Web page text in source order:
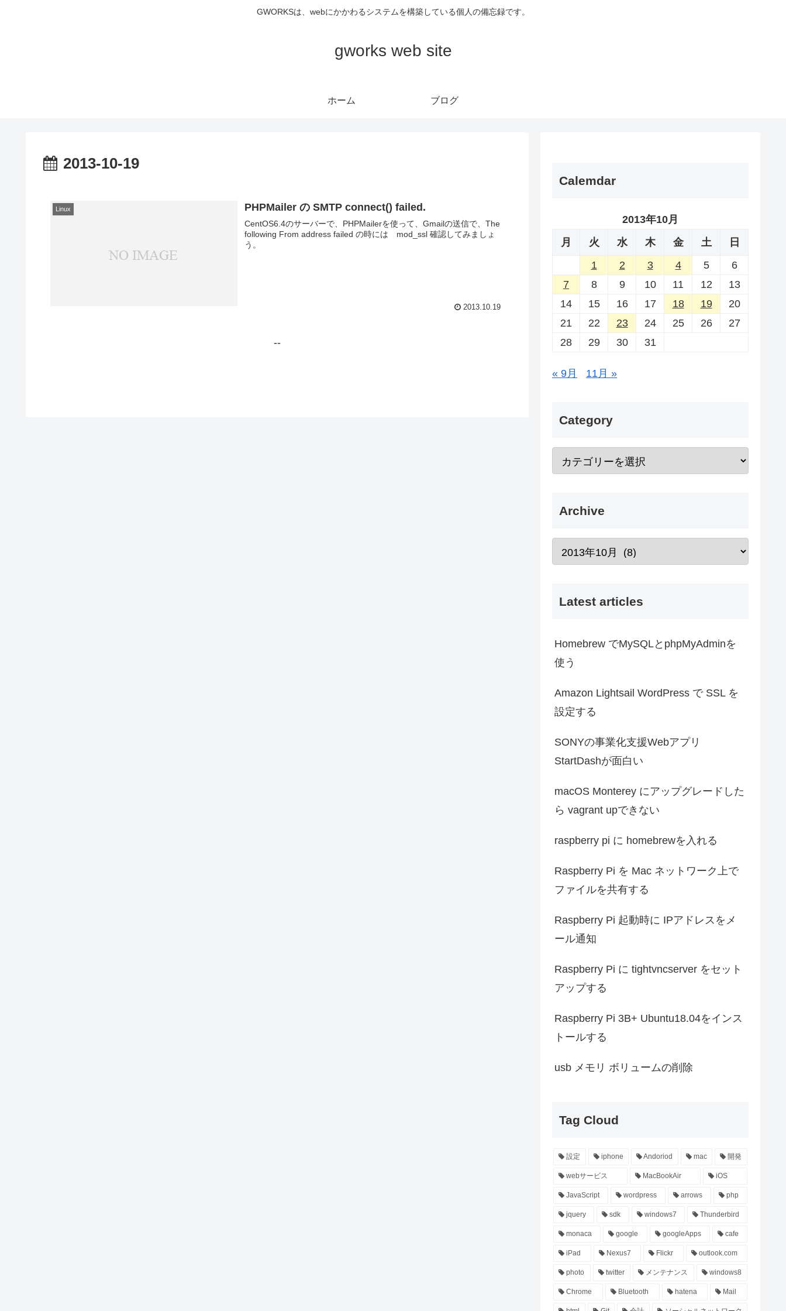
GWORKSは、webにかかわるシステムを構築している個人の備忘録です。
gworks web site
ホーム ブログ
2013-10-19
Linux PHPMailer の SMTP connect() failed.
CentOS6.4のサーバーで、PHPMailerを使って、Gmailの送信で、The
following From address failed の時には mod_ssl 確認してみましょ
う。
2013.10.19
--
Calemdar
2013年10月
月
火 水 木 金 土
日
1
2 3 4 5
6
7
8 9 10 11 12
13
14
15 16 17 18 19
20
21
22 23 24 25 26
27
28
29 30 31
« 9月 11月 »
Category
Archive
Latest articles
Homebrew でMySQLとphpMyAdminを
使う
Amazon Lightsail WordPress で SSL を
設定する
SONYの事業化支援Webアプリ
StartDashが面白い
macOS Monterey にアップグレードした
ら vagrant upできない
raspberry pi に homebrewを入れる
Raspberry Pi を Mac ネットワーク上で
ファイルを共有する
Raspberry Pi 起動時に IPアドレスをメ
ール通知
Raspberry Pi に tightvncserver をセット
アップする
Raspberry Pi 3B+ Ubuntu18.04をインス
トールする
usb メモリ ボリュームの削除
Tag Cloud
設定 iphone Andoriod mac 開発
webサービス MacBookAir iOS
JavaScript wordpress arrows php
jquery sdk windows7 Thunderbird
monaca google googleApps cafe
iPad Nexus7 Flickr outlook.com
photo twitter メンテナンス windows8
Chrome Bluetooth hatena Mail